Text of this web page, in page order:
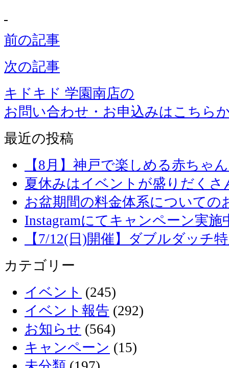
前の記事
次の記事
キドキド 学園南店の
お問い合わせ・お申込みはこちら
最近の投稿
【8月】神戸で楽しめる赤ちゃ
夏休みはイベントが盛りだくさ
お盆期間の料金体系についての
Instagramにてキャンペーン実施
【7/12(日)開催】ダブルダッチ
カテゴリー
イベント (245)
イベント報告 (292)
お知らせ (564)
キャンペーン (15)